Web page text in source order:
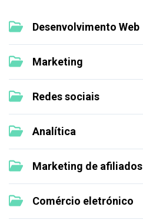
Desenvolvimento Web
Marketing
Redes sociais
Analítica
Marketing de afiliados
Comércio eletrónico